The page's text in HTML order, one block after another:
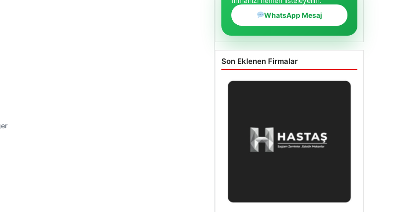
WhatsApp Mesaj
Son Eklenen Firmalar